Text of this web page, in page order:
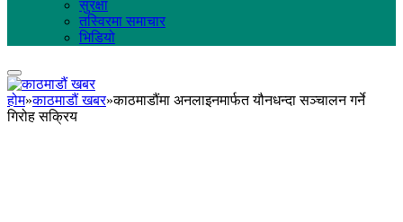
सुरक्षा
तस्विरमा समाचार
भिडियो
होम»काठमाडौं खबर»काठमाडौंमा अनलाइनमार्फत यौनधन्दा सञ्चालन गर्ने
गिरोह सक्रिय